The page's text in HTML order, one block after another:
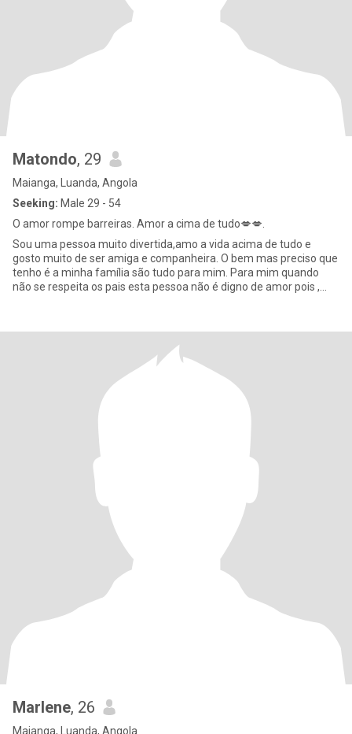
Matondo, 29
Maianga, Luanda, Angola
Seeking: Male 29 - 54
O amor rompe barreiras. Amor a cima de tudo💋💋.
Sou uma pessoa muito divertida,amo a vida acima de tudo e
gosto muito de ser amiga e companheira. O bem mas preciso que
tenho é a minha família são tudo para mim. Para mim quando
não se respeita os pais esta pessoa não é digno de amor pois ,
Marlene, 26
Maianga, Luanda, Angola